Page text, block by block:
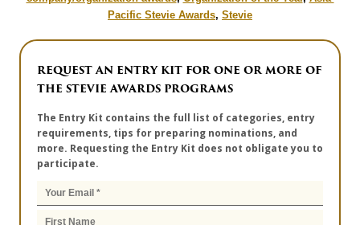
Pacific Stevie Awards, Stevie
REQUEST AN ENTRY KIT FOR ONE OR MORE OF
THE STEVIE AWARDS PROGRAMS
The Entry Kit contains the full list of categories, entry
requirements, tips for preparing nominations, and
more. Requesting the Entry Kit does not obligate you to
participate.